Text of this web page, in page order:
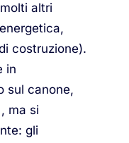
altri
costruzione).
in
sul canone,
ma si
gli